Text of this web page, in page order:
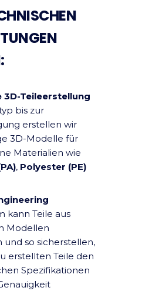
Teileerstellung
bis zur
erstellen wir
3D-Modelle für
Materialien wie
, Polyester (PE)
kann Teile aus
Modellen
und so sicherstellen,
erstellten Teile den
Spezifikationen